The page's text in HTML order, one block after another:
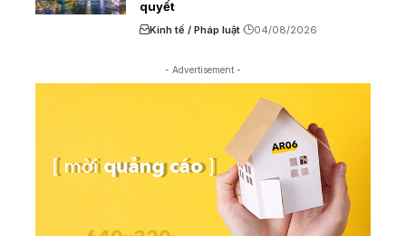
quyết
Kinh tế / Pháp luật 04/08/2026
- Advertisement -